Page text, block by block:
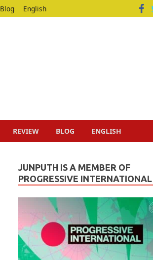
Blog English
REVIEW BLOG ENGLISH
JUNPUTH IS A MEMBER OF
PROGRESSIVE INTERNATIONAL